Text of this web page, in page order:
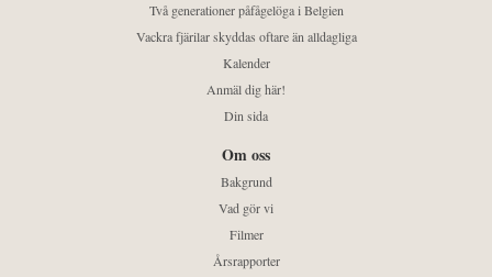
Två generationer påfågelöga i Belgien
Vackra fjärilar skyddas oftare än alldagliga
Kalender
Anmäl dig här!
Din sida
Om oss
Bakgrund
Vad gör vi
Filmer
Årsrapporter